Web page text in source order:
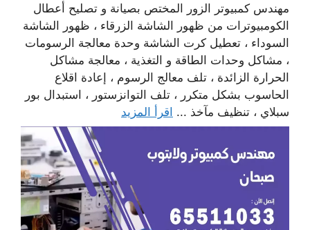
مهندس كمبيوتر الزور المختص بصيانة و تصليح أعطال
الكومبيوترات من ظهور الشاشة الزرقاء ، ظهور الشاشة
السوداء ، تعطيل كرت الشاشة وحدة معالجة الرسومات
، مشاكل وحدات الطاقة و التغذية ، معالجة مشاكل
الحرارة الزائدة ، تلف معالج الرسوم ، إعادة اقلاع
الحاسوب بشكل متكرر ، تلف التوانزستور ، استبدال بور
سبلاي ، تنظيف مآخذ ... اقرأ المزيد